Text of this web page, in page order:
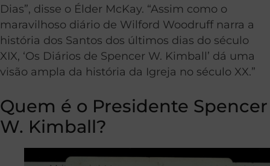
Dias”, disse o Élder McKay. “Assim como o
maravilhoso diário de Wilford Woodruff narra a
história dos Santos dos últimos dias do século
XIX, ‘Os Diários de Spencer W. Kimball’ dá uma
visão ampla da história da Igreja no século XX.”
Quem é o Presidente Spencer
W. Kimball?